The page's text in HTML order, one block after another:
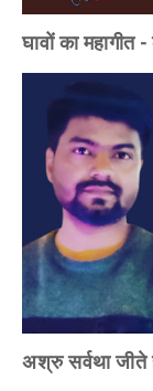
घावों का महागीत
अश्रु सर्वथा जीते